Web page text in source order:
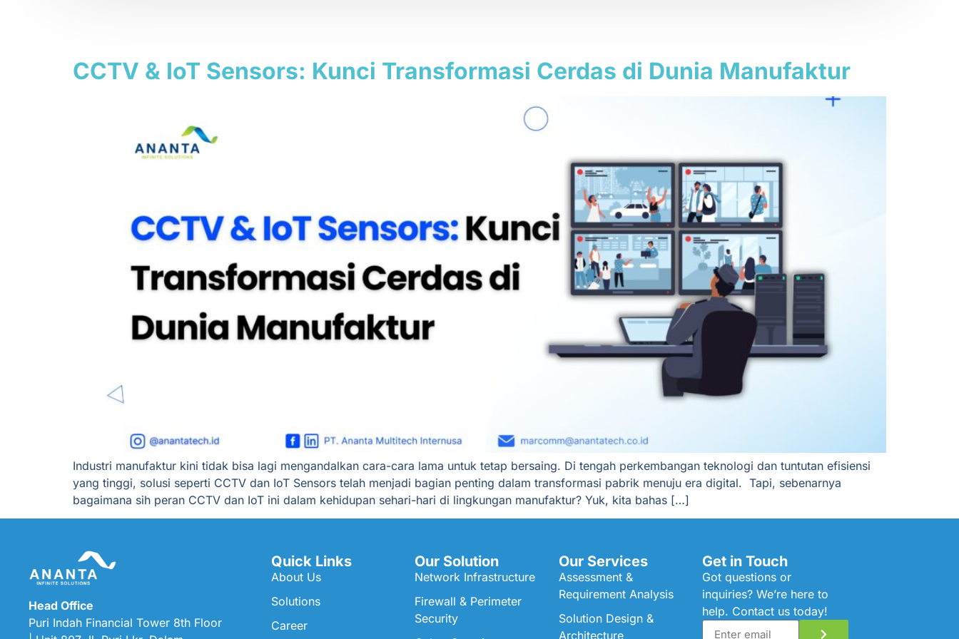
CCTV & IoT Sensors: Kunci Transformasi Cerdas di Dunia Manufaktur
Industri manufaktur kini tidak bisa lagi mengandalkan cara-cara lama untuk tetap bersaing. Di tengah perkembangan teknologi dan tuntutan efisiensi
yang tinggi, solusi seperti CCTV dan IoT Sensors telah menjadi bagian penting dalam transformasi pabrik menuju era digital. Tapi, sebenarnya
bagaimana sih peran CCTV dan IoT ini dalam kehidupan sehari-hari di lingkungan manufaktur? Yuk, kita bahas […]
Head Office
Puri Indah Financial Tower 8th Floor
Quick Links
About Us
Solutions
Career
Our Solution
Network Infrastructure
Firewall & Perimeter
Security
Our Services
Assessment &
Requirement Analysis
Solution Design &
Architecture
Get in Touch
Got questions or
inquiries? We’re here to
help. Contact us today!